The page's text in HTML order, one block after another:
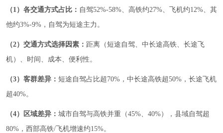
（1）各交通方式占比： 自驾52%-58%、高铁约27%、飞机约12%、其
他约3%-9%，自驾为短途主力。
（2）交通方式选择因素： 距离（短途自驾、中长途高铁、长途飞
机）、时间、成本、便利性。
（3）客群差异： 短途自驾占比超70%，中长途高铁超50%，长途飞机
超40%。
（4）区域差异： 城市自驾与高铁并重（45%、40%），县域自驾超
80%，西部高铁/飞机增速约15%。